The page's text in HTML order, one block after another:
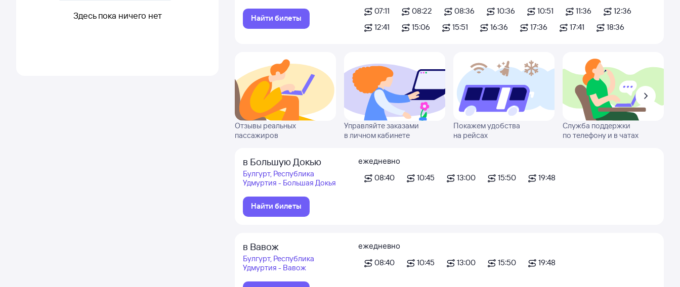
Найти билеты
07:11
08:22 08:36 10:36 10:51 11:36
12:36
12:41
15:06 15:51 16:36 17:36 17:41 18:36
Отзывы реальных
пассажиров
Управляйте заказами
в личном кабинете
Покажем удобства
на рейсах
Служба поддержки
по телефону и в чатах
в Большую Докью
Булгурт, Республика
Удмуртия - Большая Докья
Найти билеты
ежедневно
08:40
10:45 13:00 15:50 19:48
в Вавож
Булгурт, Республика
Удмуртия - Вавож
ежедневно
08:40
10:45 13:00 15:50 19:48
Здесь пока ничего нет